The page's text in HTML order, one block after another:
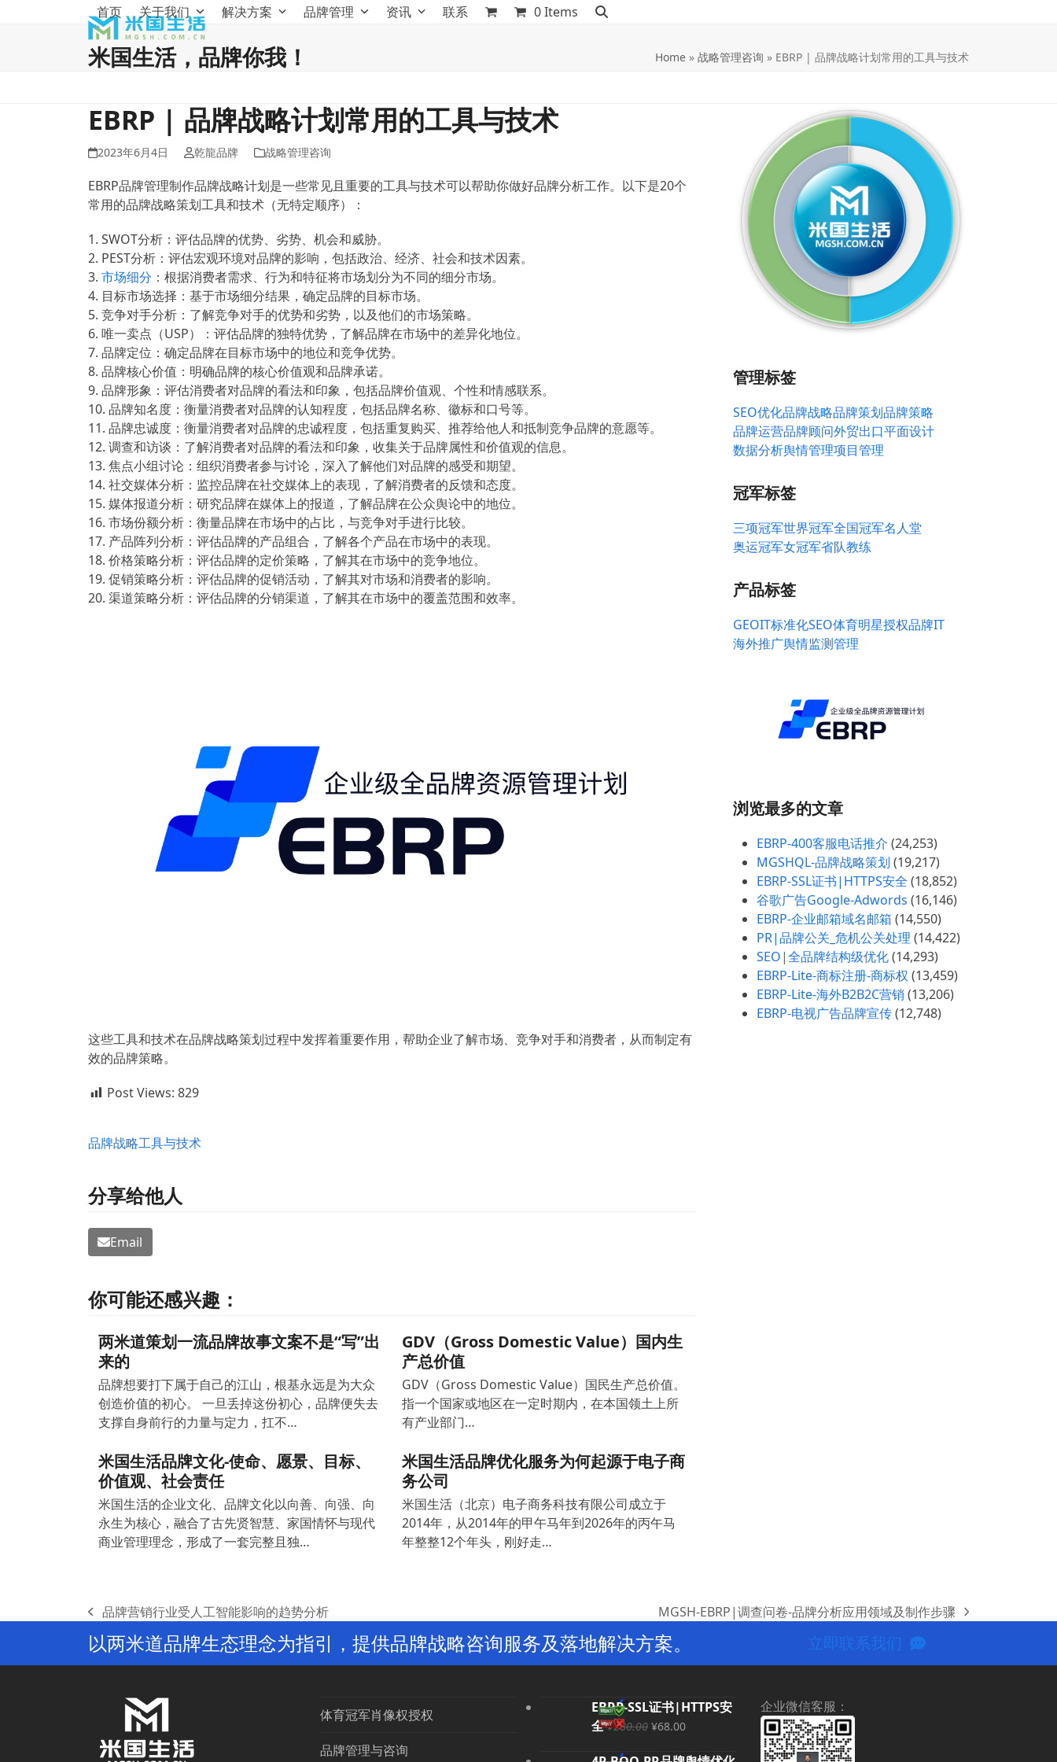
首页 关于我们 解决方案 品牌管理 资讯 联系 0 Items
米国生活，品牌你我！ Home » 战略管理咨询 » EBRP | 品牌战略计划常用的工具与技术
EBRP | 品牌战略计划常用的工具与技术
2023年6月4日 乾龍品牌 战略管理咨询
EBRP品牌管理制作品牌战略计划是一些常见且重要的工具与技术可以帮助你做好品牌分析工作。以下是20个
常用的品牌战略策划工具和技术（无特定顺序）：
1. SWOT分析：评估品牌的优势、劣势、机会和威胁。
2. PEST分析：评估宏观环境对品牌的影响，包括政治、经济、社会和技术因素。
3. 市场细分 ：根据消费者需求、行为和特征将市场划分为不同的细分市场。
4. 目标市场选择：基于市场细分结果，确定品牌的目标市场。
5. 竞争对手分析：了解竞争对手的优势和劣势，以及他们的市场策略。
6. 唯一卖点（USP）：评估品牌的独特优势，了解品牌在市场中的差异化地位。
7. 品牌定位：确定品牌在目标市场中的地位和竞争优势。
8. 品牌核心价值：明确品牌的核心价值观和品牌承诺。
9. 品牌形象：评估消费者对品牌的看法和印象，包括品牌价值观、个性和情感联系。
10. 品牌知名度：衡量消费者对品牌的认知程度，包括品牌名称、徽标和口号等。
11. 品牌忠诚度：衡量消费者对品牌的忠诚程度，包括重复购买、推荐给他人和抵制竞争品牌的意愿等。
12. 调查和访谈：了解消费者对品牌的看法和印象，收集关于品牌属性和价值观的信息。
13. 焦点小组讨论：组织消费者参与讨论，深入了解他们对品牌的感受和期望。
14. 社交媒体分析：监控品牌在社交媒体上的表现，了解消费者的反馈和态度。
15. 媒体报道分析：研究品牌在媒体上的报道，了解品牌在公众舆论中的地位。
16. 市场份额分析：衡量品牌在市场中的占比，与竞争对手进行比较。
17. 产品阵列分析：评估品牌的产品组合，了解各个产品在市场中的表现。
18. 价格策略分析：评估品牌的定价策略，了解其在市场中的竞争地位。
19. 促销策略分析：评估品牌的促销活动，了解其对市场和消费者的影响。
20. 渠道策略分析：评估品牌的分销渠道，了解其在市场中的覆盖范围和效率。
这些工具和技术在品牌战略策划过程中发挥着重要作用，帮助企业了解市场、竞争对手和消费者，从而制定有
效的品牌策略。
Post Views: 829
品牌战略工具与技术
分享给他人
Email
你可能还感兴趣：
两米道策划一流品牌故事文案不是“写”出
来的
品牌想要打下属于自己的江山，根基永远是为大众
创造价值的初心。 一旦丢掉这份初心，品牌便失去
支撑自身前行的力量与定力，扛不…
GDV（Gross Domestic Value）国内生
产总价值
GDV（Gross Domestic Value）国民生产总价值。
指一个国家或地区在一定时期内，在本国领土上所
有产业部门…
米国生活品牌文化-使命、愿景、目标、
价值观、社会责任
米国生活的企业文化、品牌文化以向善、向强、向
永生为核心，融合了古先贤智慧、家国情怀与现代
商业管理理念，形成了一套完整且独…
米国生活品牌优化服务为何起源于电子商
务公司
米国生活（北京）电子商务科技有限公司成立于
2014年，从2014年的甲午马年到2026年的丙午马
年整整12个年头，刚好走…
管理标签
SEO优化品牌战略品牌策划品牌策略
品牌运营品牌顾问外贸出口平面设计
数据分析舆情管理项目管理
冠军标签
三项冠军世界冠军全国冠军名人堂
奥运冠军女冠军省队教练
产品标签
GEOIT标准化SEO体育明星授权品牌IT
海外推广舆情监测管理
浏览最多的文章
EBRP-400客服电话推介 (24,253)
MGSHQL-品牌战略策划 (19,217)
EBRP-SSL证书|HTTPS安全 (18,852)
谷歌广告Google-Adwords (16,146)
EBRP-企业邮箱域名邮箱 (14,550)
PR|品牌公关_危机公关处理 (14,422)
SEO|全品牌结构级优化(14,293)
EBRP-Lite-商标注册-商标权 (13,459)
EBRP-Lite-海外B2B2C营销 (13,206)
EBRP-电视广告品牌宣传(12,748)
previous
post:
品牌营销行业受人工智能影响的趋势分析
next
post:
MGSH-EBRP|调查问卷-品牌分析应用领域及制作步骤
以两米道品牌生态理念为指引，提供品牌战略咨询服务及落地解决方案。 立即联系我们
体育冠军肖像权授权
品牌管理与咨询
EBRP-SSL证书|HTTPS安
全 ¥280.00 原
¥68.00当
企业微信客服：